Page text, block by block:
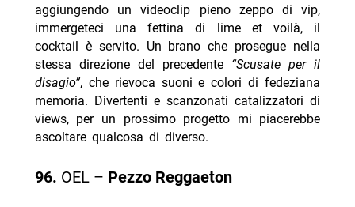
aggiungendo un videoclip pieno zeppo di vip,
immergeteci una fettina di lime et voilà, il
cocktail è servito. Un brano che prosegue nella
stessa direzione del precedente “Scusate per il
disagio”, che rievoca suoni e colori di fedeziana
memoria. Divertenti e scanzonati catalizzatori di
views, per un prossimo progetto mi piacerebbe
ascoltare qualcosa di diverso.
96. OEL – Pezzo Reggaeton